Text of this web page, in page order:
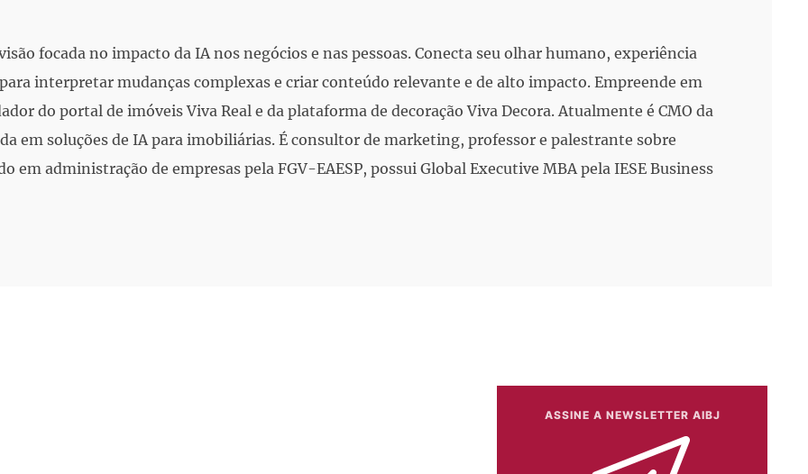
focada no impacto da IA nos negócios e nas pessoas. Conecta seu olhar humano, experiência
interpretar mudanças complexas e criar conteúdo relevante e de alto impacto. Empreende em
do portal de imóveis Viva Real e da plataforma de decoração Viva Decora. Atualmente é CMO da
em soluções de IA para imobiliárias. É consultor de marketing, professor e palestrante sobre
em administração de empresas pela FGV-EAESP, possui Global Executive MBA pela IESE Business
ASSINE A NEWSLETTER AIBJ